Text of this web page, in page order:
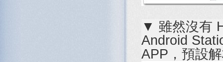
▼ 雖然沒有
Android
APP，預設